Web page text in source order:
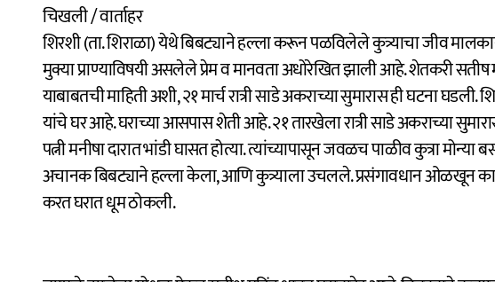
चिखली / वार्ताहर
शिरशी (ता. शिराळा) येथे बिबट्याने हल्ला करून पळविलेले कुत्र्याचा जीव
मुक्या प्राण्याविषयी असलेले प्रेम व मानवता अधोरेखित झाली आहे. शेतकरी
याबाबतची माहिती अशी, २१ मार्च रात्री साडे अकराच्या सुमारास ही घटना
यांचे घर आहे. घराच्या आसपास शेती आहे. २१ तारखेला रात्री साडे अकराच्या
पत्नी मनीषा दारात भांडी घासत होत्या. त्यांच्यापासून जवळच पाळीव कुत्रा
अचानक बिबट्याने हल्ला केला, आणि कुत्र्याला उचलले. प्रसंगावधान ओळखून
करत घरात धूम ठोकली.